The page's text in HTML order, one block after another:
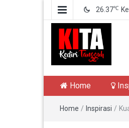
26.37℃
Kediri
Home
Home / Inspirasi /